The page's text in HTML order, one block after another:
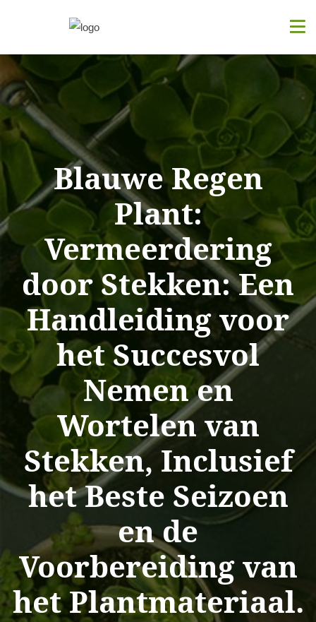
Blauwe Regen
Plant:
Vermeerdering
door Stekken: Een
Handleiding voor
het Succesvol
Nemen en
Wortelen van
Stekken, Inclusief
het Beste Seizoen
en de
Voorbereiding van
het Plantmateriaal.